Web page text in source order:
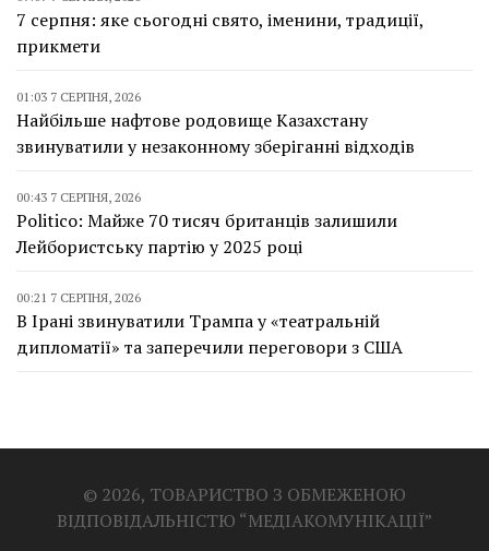
7 серпня: яке сьогодні свято, іменини, традиції,
прикмети
01:03 7 СЕРПНЯ, 2026
Найбільше нафтове родовище Казахстану
звинуватили у незаконному зберіганні відходів
00:43 7 СЕРПНЯ, 2026
Politico: Майже 70 тисяч британців залишили
Лейбористську партію у 2025 році
00:21 7 СЕРПНЯ, 2026
В Ірані звинуватили Трампа у «театральній
дипломатії» та заперечили переговори з США
© 2026, ТОВАРИСТВО З ОБМЕЖЕНОЮ
ВІДПОВІДАЛЬНІСТЮ “МЕДІАКОМУНІКАЦІЇ”